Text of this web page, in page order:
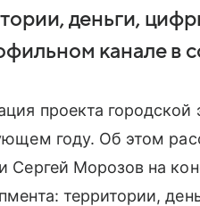
деньги,
канале в
проекта
году. Об этом
Сергей Морозов на
территории,